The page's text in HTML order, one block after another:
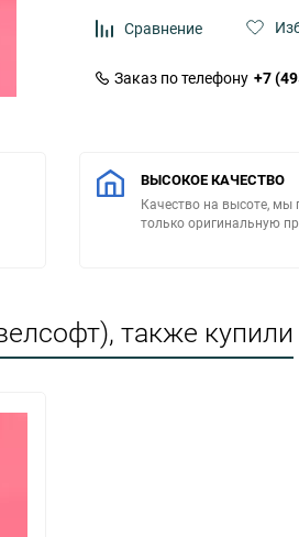
Сравнение
Заказ по телефону +7
ВЫСОКОЕ КАЧЕСТВО
Качество на высоте, мы
только оригинальную
также купили